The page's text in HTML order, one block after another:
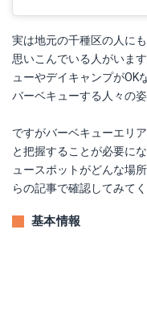
実は地元の千種区の人に
思いこんでいる人がいま
ューやデイキャンプがOK
バーベキューする人々の
ですがバーベキューエリ
と把握することが必要に
ュースポットがどんな場
らの記事で確認してみてく
基本情報